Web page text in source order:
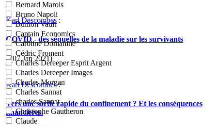
Bernard Marois
Bruno Napoli
Bullion Vault
Captain Economics
Caroline Domanine
Cédric Froment
Charles Dereeper Esprit Argent
Charles Dereeper Images
Charles Morgan
Charles Sannat
charles Sannat
Christophe Gautheron
Claude
Karl Descombes :
COVID - des séquelles de la maladie sur les survivants
- (07 Jan 2021)
Karl Descombes:
Vers une sortie rapide du confinement ? Et les conséquences
financières.